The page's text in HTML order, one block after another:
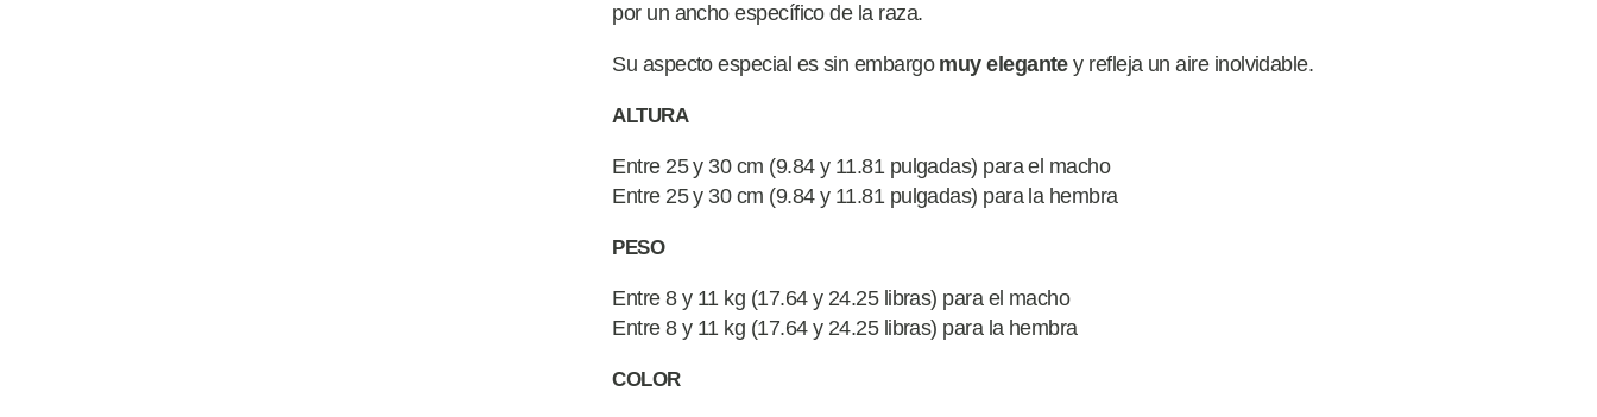
por un ancho específico de la raza.
Su aspecto especial es sin embargomuy elegantey refleja un aire inolvidable.
ALTURA
Entre 25 y 30 cm (9.84 y 11.81 pulgadas) para el macho
Entre 25 y 30 cm (9.84 y 11.81 pulgadas) para la hembra
PESO
Entre 8 y 11 kg (17.64 y 24.25 libras) para el macho
Entre 8 y 11 kg (17.64 y 24.25 libras) para la hembra
COLOR